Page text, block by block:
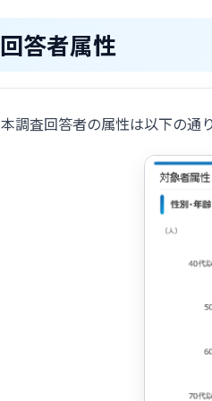
回答者属性
本調査回答者の属性は以下の通